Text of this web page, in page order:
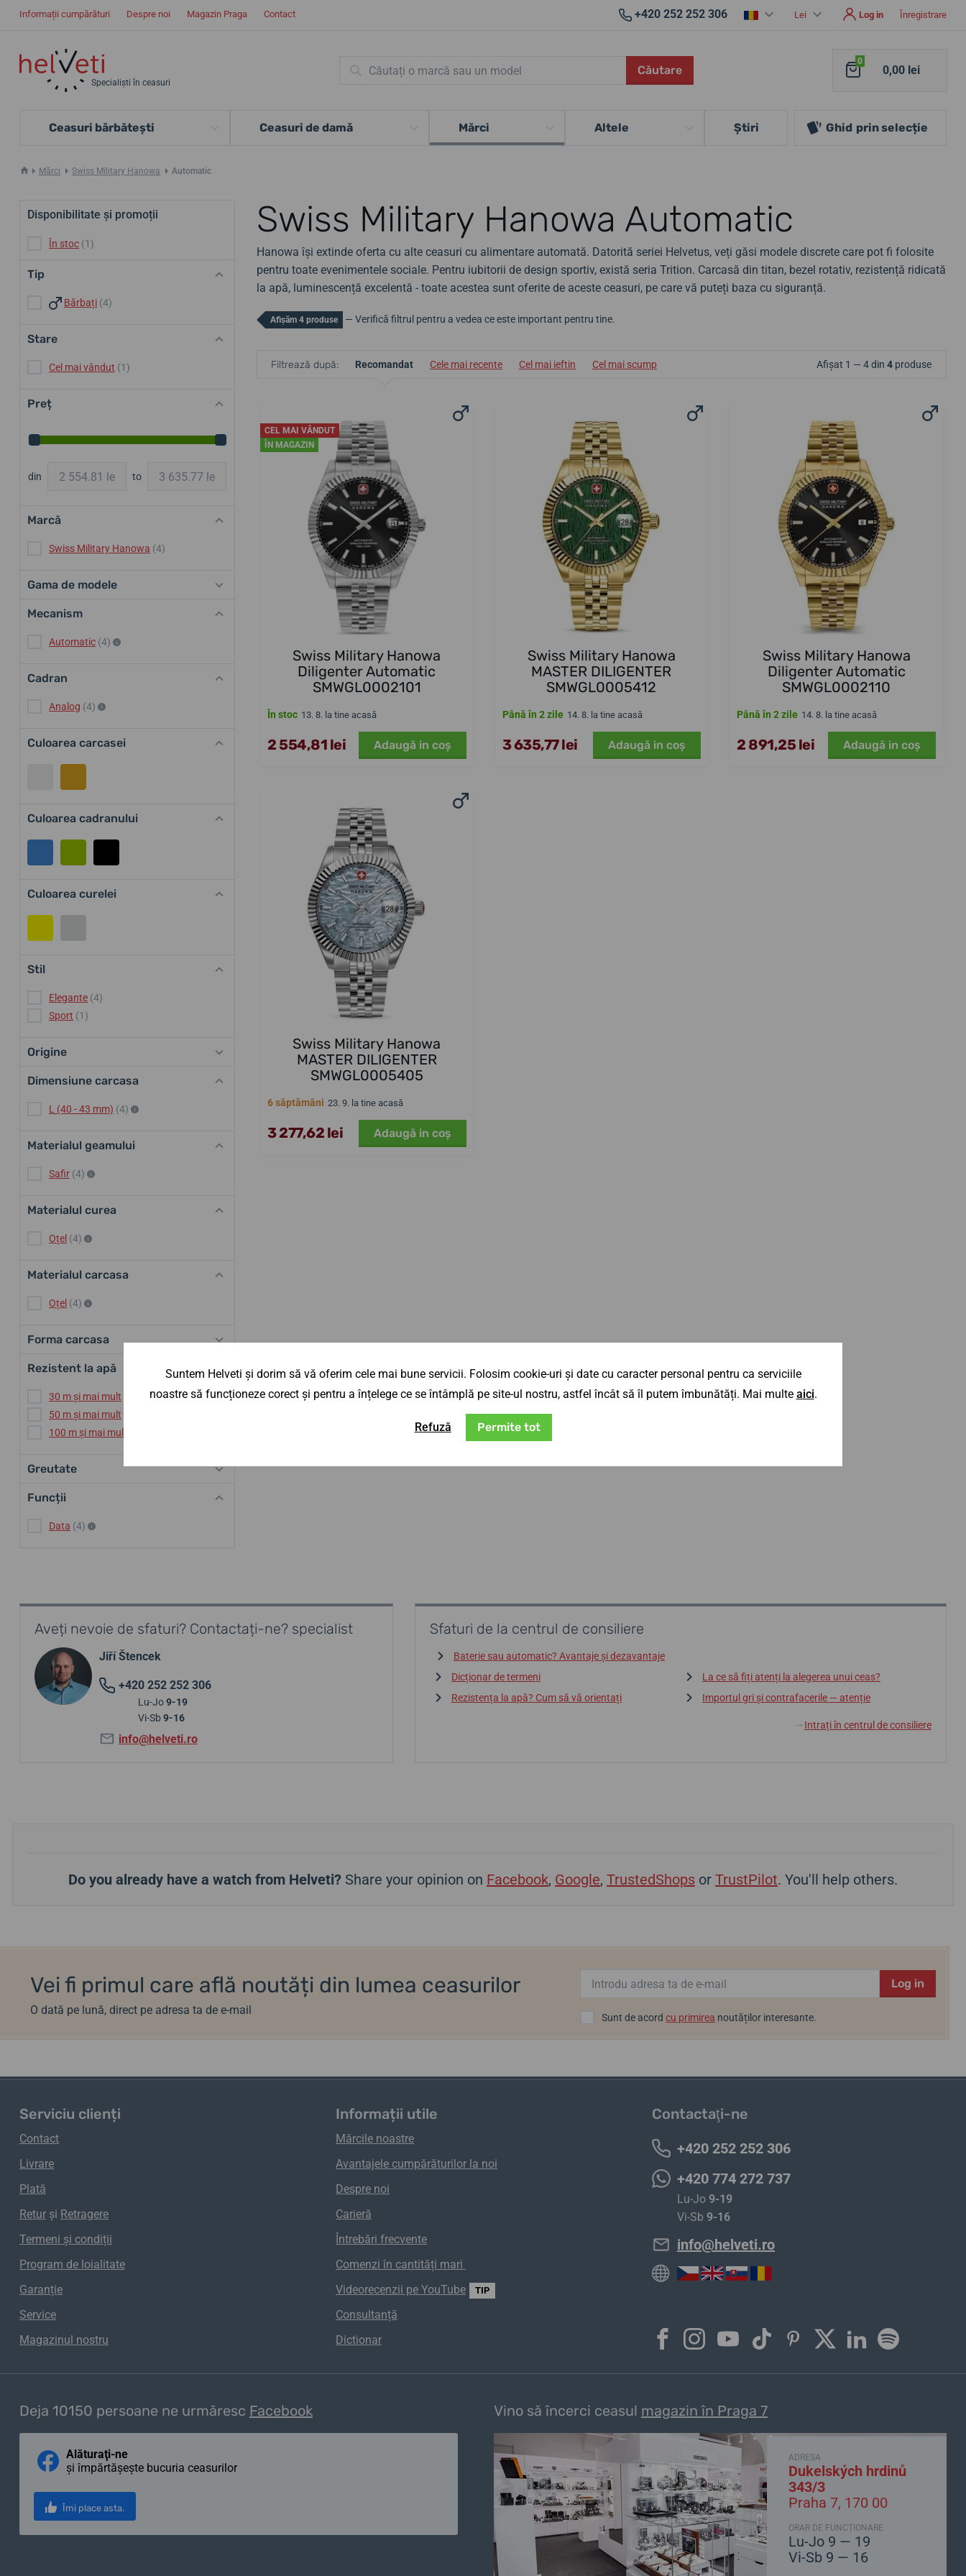
Informații cumpărături Despre noi Magazin Praga Contact +420 252 252 306 Lei Log in Înregistrare
Specialiști în ceasuri
Căutare
0
0,00 lei
Ceasuri bărbătești Ceasuri de damă Mărci Altele Ştiri Ghid prin selecție
Mărci Swiss Military Hanowa Automatic
Swiss Military Hanowa Automatic
Hanowa își extinde oferta cu alte ceasuri cu alimentare automată. Datorită seriei Helvetus, veți găsi modele discrete care pot fi folosite
pentru toate evenimentele sociale. Pentru iubitorii de design sportiv, există seria Trition. Carcasă din titan, bezel rotativ, rezistență ridicată
la apă, luminescență excelentă - toate acestea sunt oferite de aceste ceasuri, pe care vă puteți baza cu siguranță.
Disponibilitate și promoții
În stoc (1)
Tip
Bărbați (4)
Stare
Cel mai vândut (1)
Preț
din to
Marcă
Swiss Military Hanowa (4)
Gama de modele
Mecanism
Automatic (4)
Cadran
Analog (4)
Culoarea carcasei
Culoarea cadranului
Culoarea curelei
Stil
Elegante (4)
Sport (1)
Origine
Dimensiune carcasa
L (40 - 43 mm) (4)
Materialul geamului
Safir (4)
Materialul curea
Oțel (4)
Materialul carcasa
Oțel (4)
Forma carcasa
Rezistent la apă
30 m și mai mult
50 m și mai mult
100 m și mai mult
Greutate
Funcții
Data (4)
Afișăm 4 produse — Verifică filtrul pentru a vedea ce este important pentru tine.
Filtrează după: Recomandat Cele mai recente Cel mai ieftin Cel mai scump Afișat 1 — 4 din 4 produse
CEL MAI VÂNDUT
ÎN MAGAZIN
Swiss Military Hanowa
Diligenter Automatic
SMWGL0002101
În stoc 13. 8. la tine acasă
2 554,81 lei Adaugă in coş
Swiss Military Hanowa
MASTER DILIGENTER
SMWGL0005412
Până în 2 zile 14. 8. la tine acasă
3 635,77 lei Adaugă in coş
Swiss Military Hanowa
Diligenter Automatic
SMWGL0002110
Până în 2 zile 14. 8. la tine acasă
2 891,25 lei Adaugă in coş
Swiss Military Hanowa
MASTER DILIGENTER
SMWGL0005405
6 săptămâni 23. 9. la tine acasă
3 277,62 lei Adaugă in coş
Aveți nevoie de sfaturi? Contactați-ne? specialist
Jiří Štencek
+420 252 252 306
Lu-Jo9-19
Vi-Sb 9-16
info@helveti.ro
Sfaturi de la centrul de consiliere
Baterie sau automatic? Avantaje și dezavantaje
Dicționar de termeni
La ce să fiți atenți la alegerea unui ceas?
Rezistența la apă? Cum să vă orientați
Importul gri și contrafacerile — atenție
↓ Intrați în centrul de consiliere
Do you already have a watch from Helveti? Share your opinion on Facebook, Google, TrustedShops or TrustPilot. You'll help others.
Vei fi primul care află noutăți din lumea ceasurilor
O dată pe lună, direct pe adresa ta de e-mail
Log in
Sunt de acord cu primirea noutăților interesante.
Serviciu clienți
Contact
Livrare
Plată
Retur și Retragere
Termeni și condiții
Program de loialitate
Garanție
Service
Magazinul nostru
Informații utile
Mărcile noastre
Avantajele cumpărăturilor la noi
Despre noi
Carieră
Întrebări frecvente
Comenzi în cantități mari
Videorecenzii pe YouTube
TIP
Consultanță
Dictionar
Contactaţi-ne
+420 252 252 306
+420 774 272 737
Lu-Jo 9-19
Vi-Sb 9-16
info@helveti.ro
Deja 10150 persoane ne urmăresc Facebook
Alăturaţi-ne
și împărtășește bucuria ceasurilor
Îmi place asta.
Vino să încerci ceasul magazin în Praga 7
ADRESA
Dukelských hrdinů
343/3
Praha 7, 170 00
ORAR DE FUNCȚIONARE
Lu-Jo 9 — 19
Vi-Sb 9 — 16
Suntem Helveti și dorim să vă oferim cele mai bune servicii. Folosim cookie-uri și date cu caracter personal pentru ca serviciile
noastre să funcționeze corect și pentru a înțelege ce se întâmplă pe site-ul nostru, astfel încât să îl putem îmbunătăți. Mai multe aici.
Refuză Permite tot